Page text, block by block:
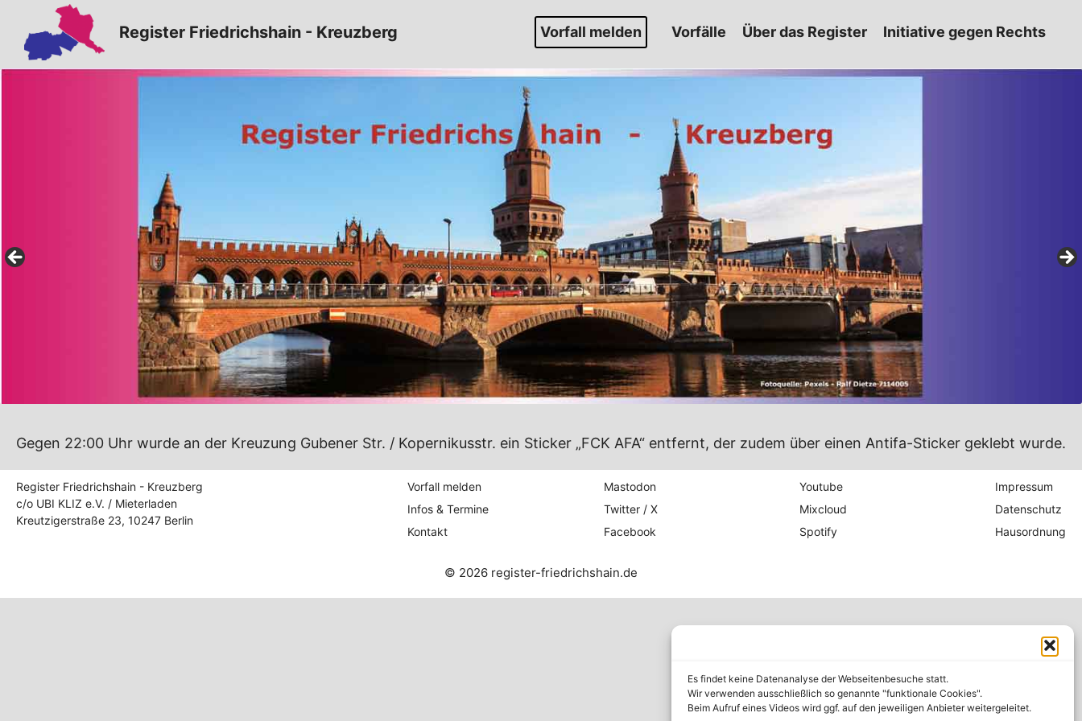
Es findet keine Datenanalyse der Webseitenbesuche statt.
Wir verwenden ausschließlich so genannte "funktionale Cookies".
Beim Aufruf eines Videos wird ggf. auf den jeweiligen Anbieter weitergeleitet.
Inhalt
springen
Register Friedrichshain - Kreuzberg Vorfall melden Vorfälle Über das Register Initiative gegen Rechts
Gegen 22:00 Uhr wurde an der Kreuzung Gubener Str. / Kopernikusstr. ein Sticker „FCK AFA“ entfernt, der zudem über einen Antifa-Sticker geklebt wurde.
Register Friedrichshain - Kreuzberg
c/o UBI KLIZ e.V. / Mieterladen
Kreutzigerstraße 23, 10247 Berlin
Vorfall melden
Infos & Termine
Kontakt
Mastodon
Twitter / X
Facebook
Youtube
Mixcloud
Spotify
Impressum
Datenschutz
Hausordnung
© 2026 register-friedrichshain.de